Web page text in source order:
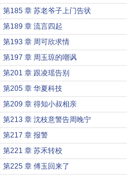
第185 章 苏老爷子上门告状
第189 章 流言四起
第193 章 周可欣求情
第197 章 周玉琼的嘲讽
第201 章 跟凌瑶告别
第205 章 华夏科技
第209 章 得知小叔相亲
第213 章 沈枝意警告周晚宁
第217 章 报警
第221 章 苏禾转校
第225 章 傅玉回来了